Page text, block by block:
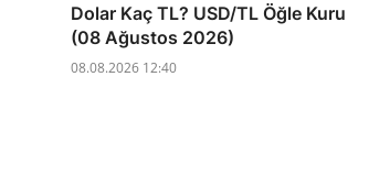
Dolar Kaç TL? USD/TL Öğle Kuru
(08 Ağustos 2026)
08.08.2026 12:40